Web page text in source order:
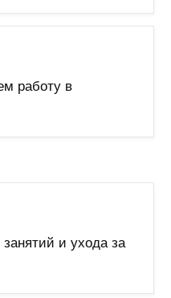
работу в
и ухода за